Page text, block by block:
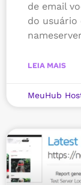
de email
do usuário
LEIA MAIS
MeuHub